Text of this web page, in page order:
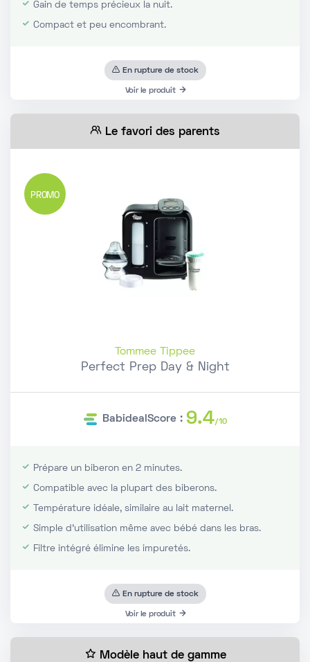
Gain de temps précieux la nuit.
Compact et peu encombrant.
En rupture de stock
Voir le produit
Le favori des parents
PROMO
Tommee Tippee
Perfect Prep Day & Night
BabidealScore : 9.4/10
Prépare un biberon en 2 minutes.
Compatible avec la plupart des biberons.
Température idéale, similaire au lait maternel.
Simple d'utilisation même avec bébé dans les bras.
Filtre intégré élimine les impuretés.
En rupture de stock
Voir le produit
Modèle haut de gamme